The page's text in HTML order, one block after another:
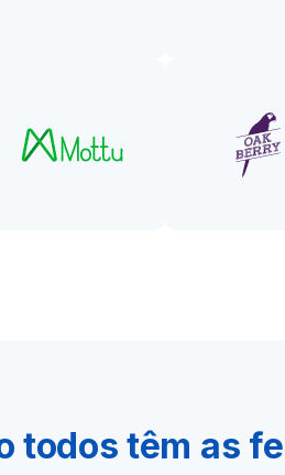
todos têm as